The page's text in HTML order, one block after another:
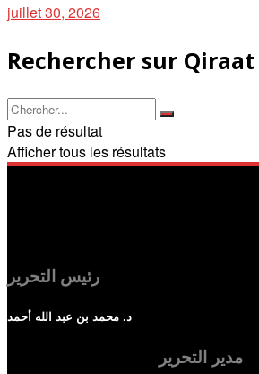
juillet 30, 2026
Rechercher sur Qiraat
Pas de résultat
Afficher tous les résultats
رئيس التحرير
د. محمد بن عبد الله أحمد
مدير التحرير